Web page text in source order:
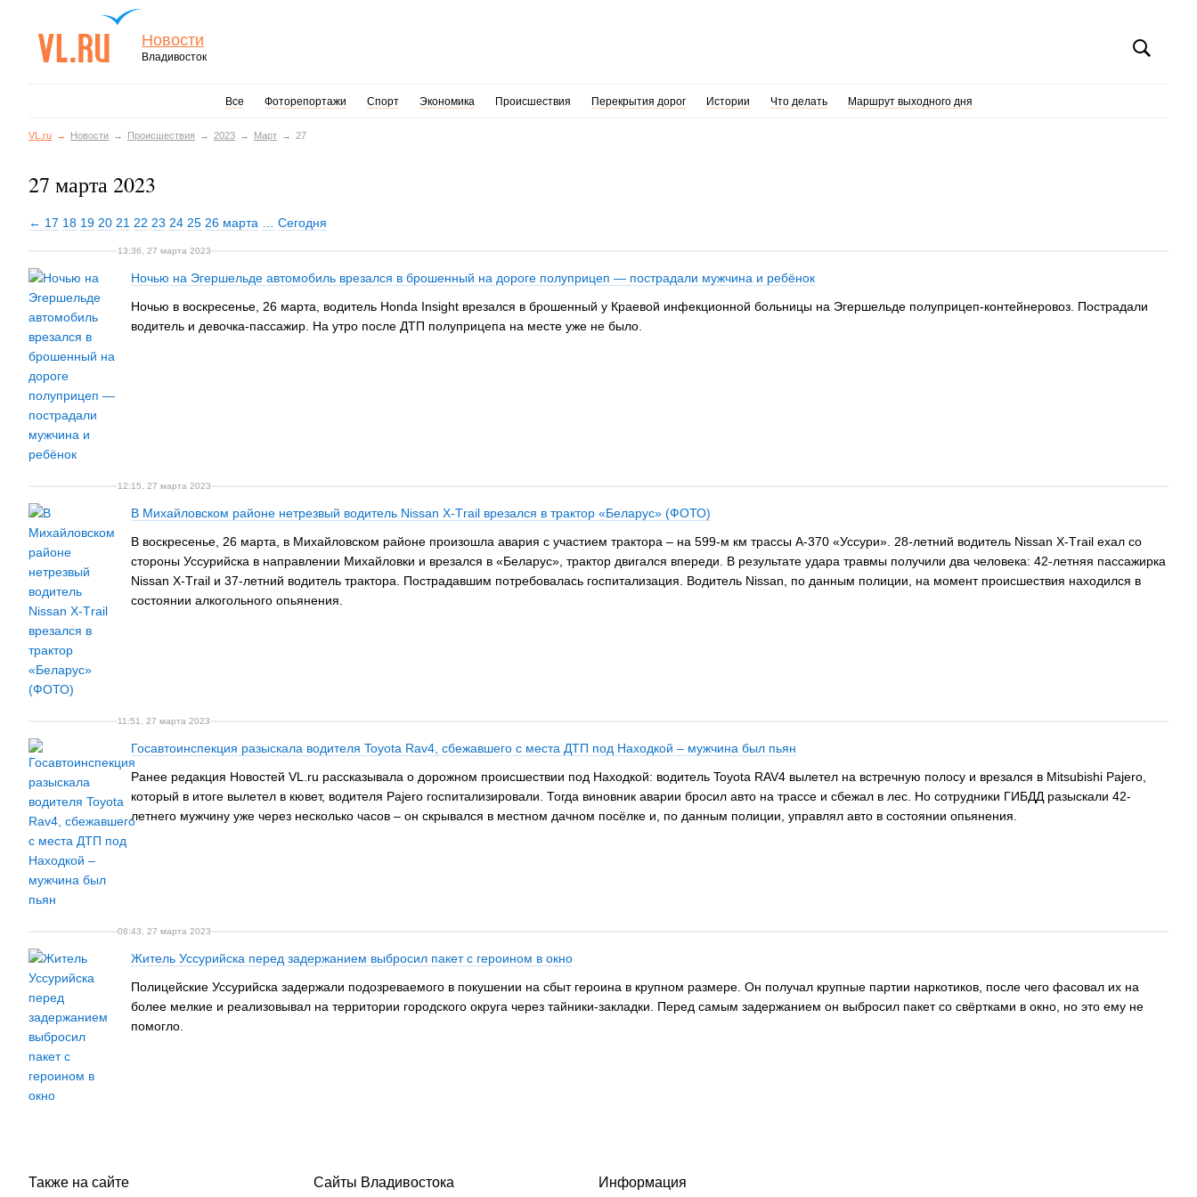
Новости
Владивосток
Все Фоторепортажи Спорт Экономика Происшествия Перекрытия дорог Истории Что делать Маршрут выходного дня
VL.ru Новости Происшествия 2023 Март 27
27 марта 2023
← 17 18 19 20 21 22 23 24 25 26 марта Сегодня
13:36, 27 марта 2023
Ночью на Эгершельде автомобиль врезался в брошенный на дороге полуприцеп — пострадали мужчина и ребёнок
Ночью в воскресенье, 26 марта, водитель Honda Insight врезался в брошенный у Краевой инфекционной больницы на Эгершельде полуприцеп-контейнеровоз. Пострадали
водитель и девочка-пассажир. На утро после ДТП полуприцепа на месте уже не было.
12:15, 27 марта 2023
В Михайловском районе нетрезвый водитель Nissan X-Тrail врезался в трактор «Беларус» (ФОТО)
В воскресенье, 26 марта, в Михайловском районе произошла авария с участием трактора – на 599-м км трассы А-370 «Уссури». 28-летний водитель Nissan X-Тrail ехал со
стороны Уссурийска в направлении Михайловки и врезался в «Беларус», трактор двигался впереди. В результате удара травмы получили два человека: 42-летняя пассажирка
Nissan X-Тrail и 37-летний водитель трактора. Пострадавшим потребовалась госпитализация. Водитель Nissan, по данным полиции, на момент происшествия находился в
состоянии алкогольного опьянения.
11:51, 27 марта 2023
Госавтоинспекция разыскала водителя Toyota Rav4, сбежавшего с места ДТП под Находкой – мужчина был пьян
Ранее редакция Новостей VL.ru рассказывала о дорожном происшествии под Находкой: водитель Toyota RAV4 вылетел на встречную полосу и врезался в Mitsubishi Pajero,
который в итоге вылетел в кювет, водителя Pajero госпитализировали. Тогда виновник аварии бросил авто на трассе и сбежал в лес. Но сотрудники ГИБДД разыскали 42-
летнего мужчину уже через несколько часов – он скрывался в местном дачном посёлке и, по данным полиции, управлял авто в состоянии опьянения.
08:43, 27 марта 2023
Житель Уссурийска перед задержанием выбросил пакет с героином в окно
Полицейские Уссурийска задержали подозреваемого в покушении на сбыт героина в крупном размере. Он получал крупные партии наркотиков, после чего фасовал их на
более мелкие и реализовывал на территории городского округа через тайники-закладки. Перед самым задержанием он выбросил пакет со свёртками в окно, но это ему не
помогло.
Также на сайте Сайты Владивостока Информация